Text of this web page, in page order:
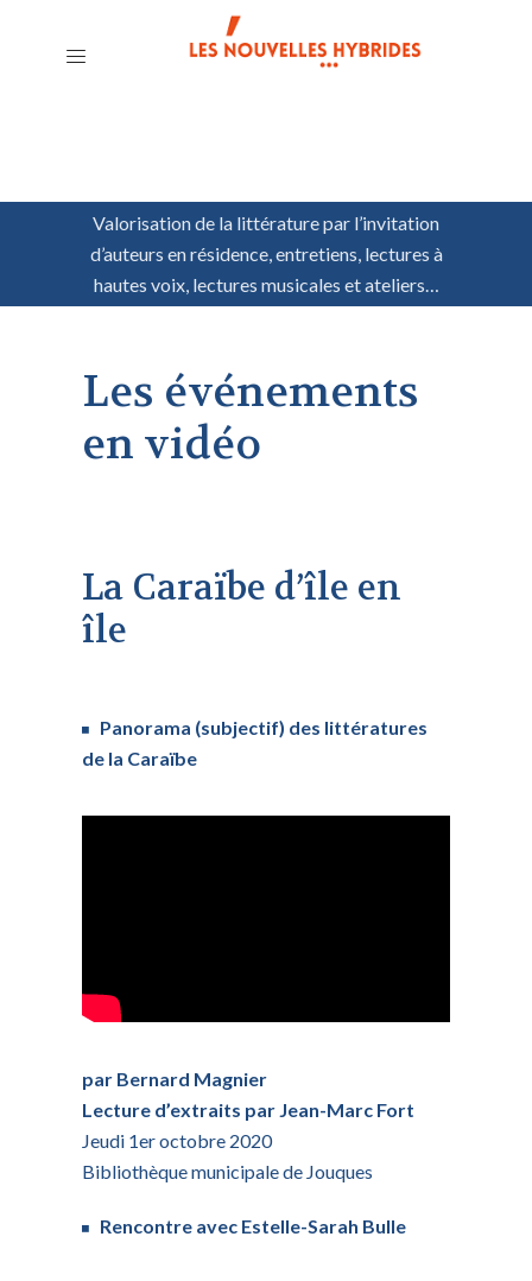
Valorisation de la littérature par l’invitation
d’auteurs en résidence, entretiens, lectures à
hautes voix, lectures musicales et ateliers…
Les événements
en vidéo
La Caraïbe d’île en
île
Panorama (subjectif) des littératures
de la Caraïbe
par Bernard Magnier
Lecture d’extraits par Jean-Marc Fort
Jeudi 1er octobre 2020
Bibliothèque municipale de Jouques
Rencontre avec Estelle-Sarah Bulle